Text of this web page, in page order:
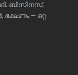
ബിസിനസ്,
ഭക്ഷണം — ഒറ്റ